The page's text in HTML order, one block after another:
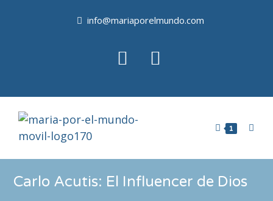
info@mariaporelmundo.com
1
Carlo Acutis: El Influencer de Dios